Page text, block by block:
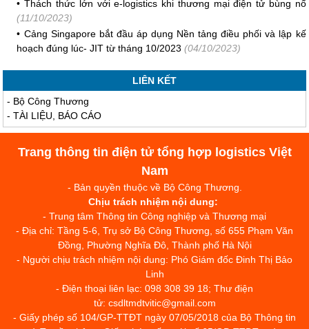
•Thách thức lớn với e-logistics khi thương mại điện tử bùng nổ
(11/10/2023)
• Cảng Singapore bắt đầu áp dụng Nền tảng điều phối và lập kế
hoạch đúng lúc- JIT từ tháng 10/2023 (04/10/2023)
LIÊN KẾT
- Bộ Công Thương
-TÀI LIỆU, BÁO CÁO
Trang thông tin điện tử tổng hợp logistics Việt
Nam
- Bản quyền thuộc về Bộ Công Thương.
Chịu trách nhiệm nội dung:
- Trung tâm Thông tin Công nghiệp và Thương mại
- Địa chỉ: Tầng 5-6, Trụ sở Bộ Công Thương, số 655 Phạm Văn
Đồng, Phường Nghĩa Đô, Thành phố Hà Nội
- Người chịu trách nhiệm nội dung: Phó Giám đốc Đinh Thị Bảo
Linh
- Điện thoại liên lạc: 098 308 39 18; Thư điện
tử: csdltmdtvitic@gmail.com
- Giấy phép số 104/GP-TTĐT ngày 07/05/2018 của Bộ Thông tin